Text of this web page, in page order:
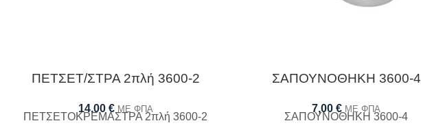
ΠΕΤΣΕΤ/ΣΤΡΑ 2πλή 3600-2
14,00 € ΜΕ ΦΠΑ
ΠΕΤΣΕΤΟΚΡΕΜΑΣΤΡΑ 2πλή 3600-2
ΣΑΠΟΥΝΟΘΗΚΗ 3600-4
7,00 € ΜΕ ΦΠΑ
ΣΑΠΟΥΝΟΘΗΚΗ 3600-4